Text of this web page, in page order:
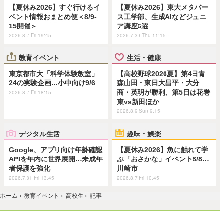
【夏休み2026】すぐ行けるイ
ベント情報おまとめ便＜8/9-
15開催＞
2026.8.7 Fri 19:45
【夏休み2026】東大メタバー
ス工学部、生成AIなどジュニ
ア講座6選
2026.7.30 Thu 11:15
教育イベント
東京都市大「科学体験教室」
24の実験企画…小中向け9/6
2026.8.7 Fri 18:15
生活・健康
【高校野球2026夏】第4日青
森山田・東日大昌平・大分
商・英明が勝利、第5日は花巻
東vs新田ほか
2026.8.9 Sun 9:15
デジタル生活
Google、アプリ向け年齢確認
APIを年内に世界展開…未成年
者保護を強化
2026.7.31 Fri 13:45
趣味・娯楽
【夏休み2026】魚に触れて学
ぶ「おさかな」イベント8/8…
川崎市
2026.8.7 Fri 10:45
ホーム › 教育イベント › 高校生 › 記事